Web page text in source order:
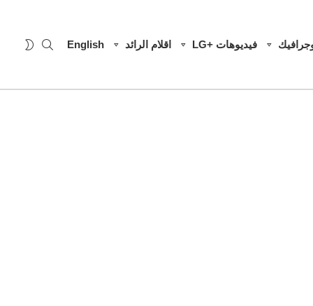
فيديوهات +LG اقلام الرائد English
SEARCH